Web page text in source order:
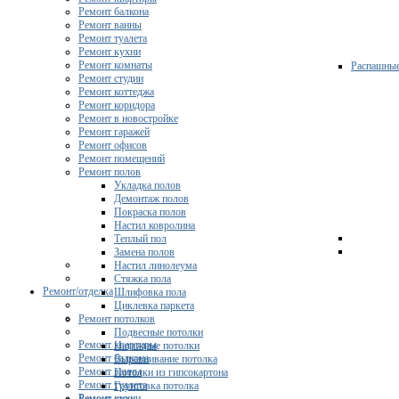
Ремонт/отделка
Ремонт квартиры
Ремонт балкона
Ремонт ванны
Ремонт туалета
Ремонт балкона
Ремонт ванны
Ремонт туалета
Ремонт кухни
Ремонт комнаты
Ремонт студии
Ремонт коттеджа
Ремонт коридора
Ремонт в новостройке
Ремонт гаражей
Ремонт офисов
Ремонт помещений
Ремонт полов
Укладка полов
Демонтаж полов
Покраска полов
Настил ковролина
Теплый пол
Замена полов
Настил линолеума
Стяжка пола
Шлифовка пола
Циклевка паркета
Ремонт потолков
Подвесные потолки
Натяжные потолки
Выравнивание потолка
Потолки из гипсокартона
Грунтовка потолка